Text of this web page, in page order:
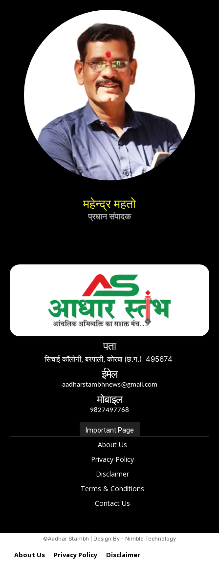
महेन्द्र महतो
प्रधान संपादक
पता
सिंचाई कॉलोनी, बरपाली, कोरबा (छ.ग.) 495674
ईमेल
aadharstambhnews@gmail.com
मोबाइल
9827497768
Important Page
About Us
Privacy Policy
Disclaimer
Terms & Conditions
Contact Us
©Aadhar Stambh | Design By - Nimble Technology
About Us Privacy Policy Disclaimer